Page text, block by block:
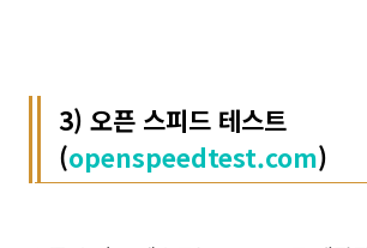
3) 오픈 스피드 테스트
(openspeedtest.com)